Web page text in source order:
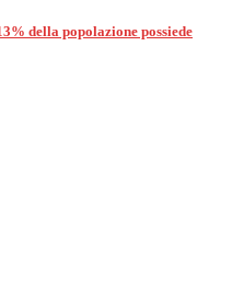
della popolazione possiede